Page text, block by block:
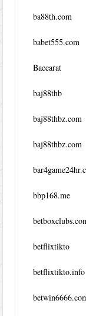
ba88th.com
babet555.com
Baccarat
baj88thb
baj88thbz.com
baj88thbz.com
bbp168.me
betflixtikto
betflixtikto.info